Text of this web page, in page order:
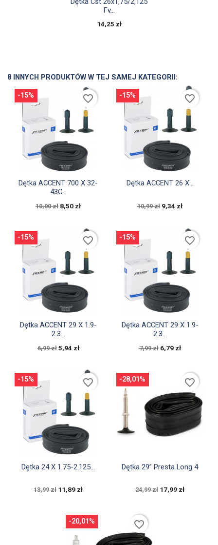
Fv...
14,25 zł
8 INNYCH PRODUKTÓW W TEJ SAMEJ KATEGORII:
Szybki podgląd
Dętka ACCENT 700 X 32-
43C...
10,00 zł 8,50 zł
-15% favorite_border
Szybki podgląd
Dętka ACCENT 26 X...
10,99 zł 9,34 zł
-15% favorite_border
 Szybki podgląd
Dętka ACCENT 29 X 1.9-
2.3...
6,99 zł 5,94 zł
-15% favorite_border
 Szybki podgląd
Dętka ACCENT 29 X 1.9-
2.3...
7,99 zł 6,79 zł
-15% favorite_border
 Szybki podgląd
Dętka 24 X 1.75-2.125...
13,99 zł 11,89 zł
-15% favorite_border
 Szybki podgląd
Dętka 29” Presta Long 4
24,99 zł 17,99 zł
-28,01% favorite_border
-20,01% favorite_border